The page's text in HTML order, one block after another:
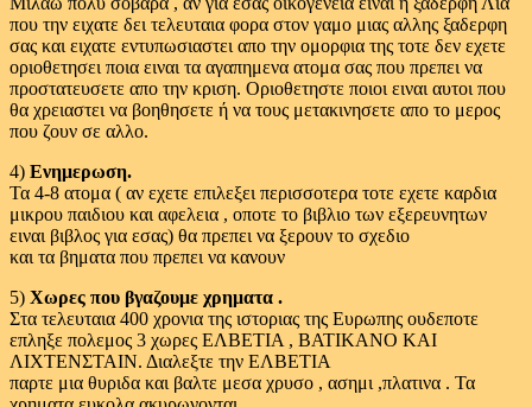
που την ειχατε δει τελευταια φορα στον γαμο μιας αλλης ξαδερφη
σας και ειχατε εντυπωσιαστει απο την ομορφια της τοτε δεν εχετε
οριοθετησει ποια ειναι τα αγαπημενα ατομα σας που πρεπει να
προστατευσετε απο την κριση. Οριοθετηστε ποιοι ειναι αυτοι που
θα χρειαστει να βοηθησετε ή να τους μετακινησετε απο το μερος
που ζουν σε αλλο.
4) Ενημερωση.
Τα 4-8 ατομα ( αν εχετε επιλεξει περισσοτερα τοτε εχετε καρδια
μικρου παιδιου και αφελεια , οποτε το βιβλιο των εξερευνητων
ειναι βιβλος για εσας) θα πρεπει να ξερουν το σχεδιο
και τα βηματα που πρεπει να κανουν
5) Χωρες που βγαζουμε χρηματα .
Στα τελευταια 400 χρονια της ιστοριας της Ευρωπης ουδεποτε
επληξε πολεμος 3 χωρες ΕΛΒΕΤΙΑ , ΒΑΤΙΚΑΝΟ ΚΑΙ
ΛΙΧΤΕΝΣΤΑΙΝ. Διαλεξτε την ΕΛΒΕΤΙΑ
παρτε μια θυριδα και βαλτε μεσα χρυσο , ασημι ,πλατινα . Τα